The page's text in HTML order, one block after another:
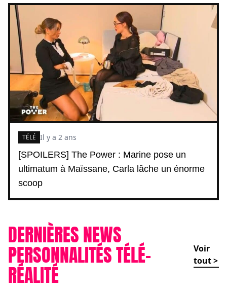
[SPOILERS] The Power : Marine pose un
ultimatum à Maïssane, Carla lâche un énorme
scoop
TÉLÉ Il y a 2 ans
DERNIÈRES NEWS
PERSONNALITÉS TÉLÉ-
RÉALITÉ
Voir
tout >